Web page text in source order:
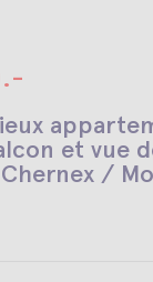
et vue
/